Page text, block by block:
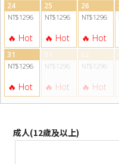
24
NT$1296
25
NT$1296
26
NT$1296
31
NT$1296
01
NT$1296
02
NT$1296
成人(12歲及以上)